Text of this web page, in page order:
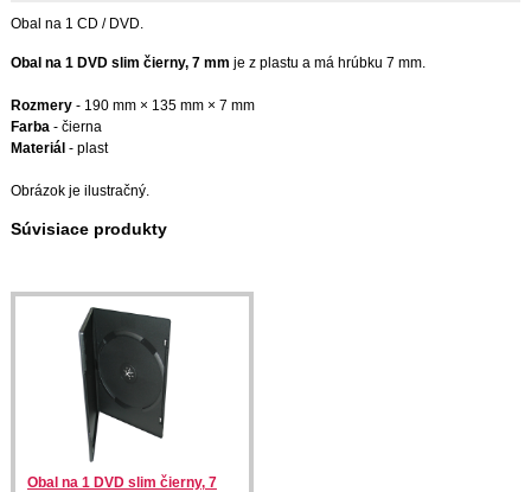
Obal na 1 CD / DVD.
Obal na 1 DVD slim čierny, 7 mm je z plastu a má hrúbku 7 mm.
Rozmery - 190 mm × 135 mm × 7 mm
Farba - čierna
Materiál - plast
Obrázok je ilustračný.
Súvisiace produkty
Obal na 1 DVD slim čierny, 7